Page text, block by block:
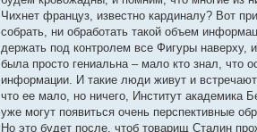
Чихнет француз, известно кардиналу? Вот
собрать, ни обработать такой объем
держать под контролем все Фигуры наверху,
была просто гениальна – мало кто знал, что
информации. И такие люди живут и
что ее мало, но ничего, Институт академика
уже могут появиться очень перспективные
Но это будет после, чтоб товарищ Сталин